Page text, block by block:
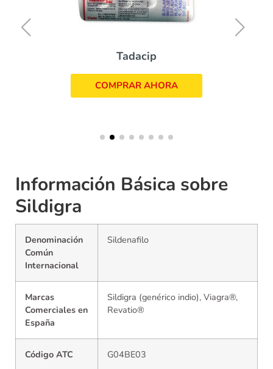
Tadacip
COMPRAR AHORA
Información Básica sobre
Sildigra
Denominación
Común
Internacional
Sildenafilo
Marcas
Comerciales en
España
Sildigra (genérico indio), Viagra®,
Revatio®
Código ATC G04BE03